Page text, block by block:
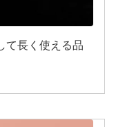
て長く使える品